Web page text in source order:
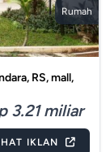
Rumah
RS, mall,
3.21 miliar
IKLAN